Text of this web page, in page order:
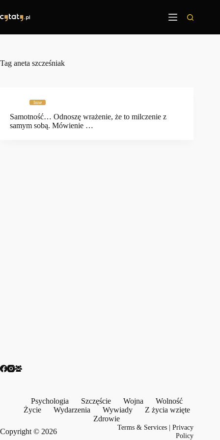
treści
Tag aneta szcześniak
Inne
Samotność… Odnoszę wrażenie, że to milczenie z
samym sobą. Mówienie …
Psychologia Szczęście Wojna
Wolność
Życie
Wydarzenia Wywiady
Z życia wzięte
Zdrowie
Copyright © 2026
Terms & Services |Privacy
Policy